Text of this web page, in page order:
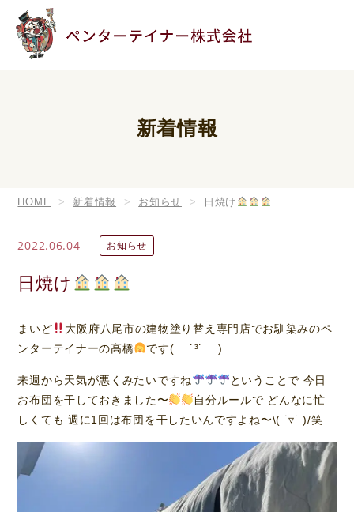
新着情報
HOME 新着情報 お知らせ 日焼け
2022.06.04 お知らせ
日焼け
まいど
大阪府八尾市の建物塗り替え専門店でお馴染みのペ
ンターテイナーの高橋
です( ˙³˙ )
来週から天気が悪くみたいですね
ということで 今日
お布団を干しておきました〜
自分ルールで どんなに忙
しくても 週に1回は布団を干したいんですよね〜\( ˙▿˙ )/笑